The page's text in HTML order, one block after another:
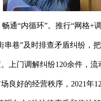
畅通“内循环”。推行“网格+
串巷”及时排查矛盾纠纷，
上门调解纠纷120余件，
良好的经营秩序，2021年